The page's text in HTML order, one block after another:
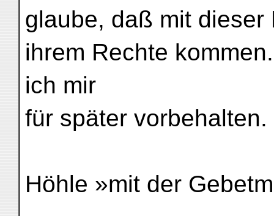
glaube, daß mit
ihrem Rechte
ich mir
für später vorbehalten.
Höhle »mit der